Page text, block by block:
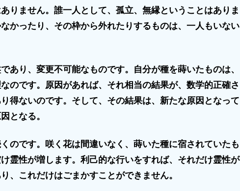
りません。誰一人として、孤立、無縁ということはありま
かったり、その枠から外れたりするものは、一人もいない
あり、変更不可能なものです。自分が種を蒔いたものは、
のです。原因があれば、それ相当の結果が、数学的正確さ
得ないのです。そして、その結果は、新たな原因となって
となる。
のです。咲く花は間違いなく、蒔いた種に宿されていたも
霊性が増します。利己的な行いをすれば、それだけ霊性が
、これだけはごまかすことができません。